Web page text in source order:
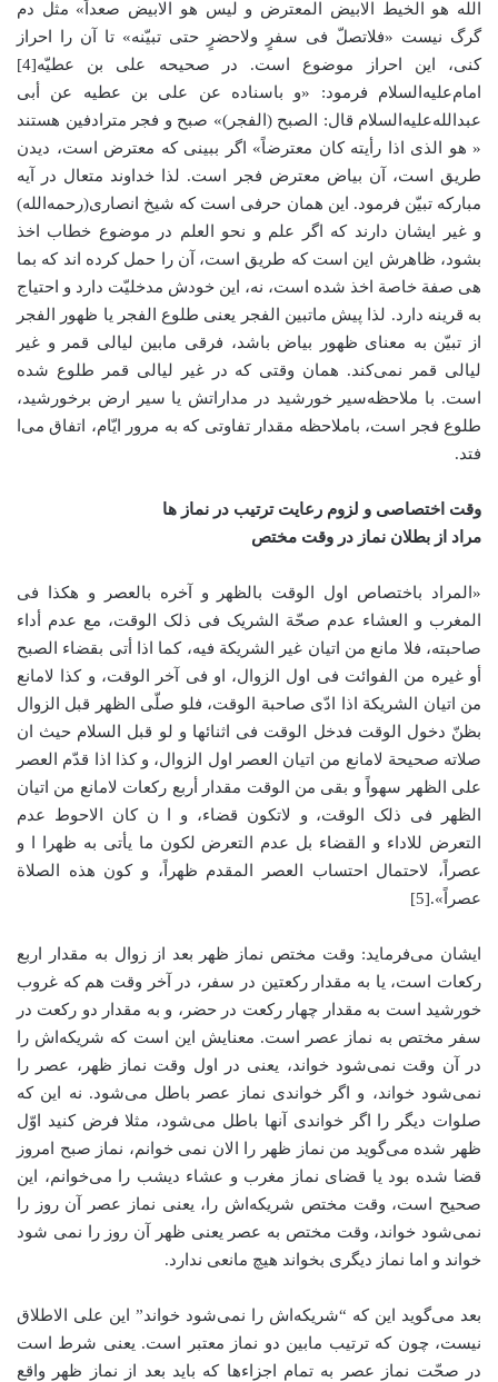
الله هو الخیط الابیض المعترض و لیس هو الابیض صعداً» مثل دم
گرگ نیست «فلاتصلّ فی سفرٍ ولاحضرٍ حتی تبیّنه» تا آن را احراز
کنی، این احراز موضوع است. در صحیحه علی بن عطیّه[4]
امام‌علیه‌السلام فرمود: «و باسناده عن علی بن عطیه عن أبی
عبدالله‌علیه‌السلام قال: الصبح (الفجر)» صبح و فجر مترادفین هستند
« هو الذی اذا رأیته کان معترضاً» اگر ببینی که معترض است، دیدن
طریق است، آن بیاض معترض فجر است. لذا خداوند متعال در آیه
مبارکه تبیّن فرمود. این همان حرفی است که شیخ انصاری(رحمه‌الله)
و غیر ایشان دارند که اگر علم و نحو العلم در موضوع خطاب اخذ
بشود، ظاهرش این است که طریق است، آن را حمل کرده اند که بما
هی صفة خاصة اخذ شده است، نه، این خودش مدخلیّت دارد و احتیاج
به قرینه دارد. لذا پیش ماتبین الفجر یعنی طلوع الفجر یا ظهور الفجر
از تبیّن به معنای ظهور بیاض باشد، فرقی مابین لیالی قمر و غیر
لیالی قمر نمی‌کند. همان وقتی که در غیر لیالی قمر طلوع شده
است. با ملاحظه‌سیر خورشید در مداراتش یا سیر ارض برخورشید،
طلوع فجر است، باملاحظه مقدار تفاوتی که به مرور ایّام، اتفاق می‌ا
فتد.
وقت اختصاصی و لزوم رعایت ترتیب در نماز ها
مراد از بطلان نماز در وقت مختص
«المراد باختصاص اول الوقت بالظهر و آخره بالعصر و هکذا فی
المغرب و العشاء عدم صحّة الشریک فی ذلک الوقت، مع عدم أداء
صاحبته، فلا مانع من اتیان غیر الشریکة فیه، کما اذا أتی بقضاء الصبح
أو غیره من الفوائت فی اول الزوال، او فی ‌آخر الوقت، و کذا لامانع
من اتیان الشریکة اذا ادّی صاحبة الوقت، فلو صلّی الظهر قبل الزوال
بظنّ دخول الوقت فدخل الوقت فی اثنائها و لو قبل السلام حیث ان
صلاته صحیحة لامانع من اتیان العصر اول الزوال، و کذا اذا قدّم العصر
علی الظهر سهواً و بقی من الوقت مقدار أربع رکعات لامانع من اتیان
الظهر فی ذلک الوقت، و لاتکون قضاء، و ا ن کان الاحوط عدم
التعرض للاداء و القضاء بل عدم التعرض لکون ما یأتی به ظهرا ا و
عصراً، لاحتمال احتساب العصر المقدم ظهراً، و کون هذه الصلاة
عصراً».[5]
ایشان می‌فرماید: وقت مختص نماز ظهر بعد از زوال به مقدار اربع
رکعات است، یا به مقدار رکعتین در سفر، در آخر وقت هم که غروب
خورشید است به مقدار چهار رکعت در حضر، و به مقدار دو رکعت در
سفر مختص به نماز عصر است. معنایش این است که شریکه‌اش را
در آن وقت نمی‌شود خواند، یعنی در اول وقت نماز ظهر، عصر را
نمی‌شود خواند، و اگر خواندی نماز عصر باطل می‌شود. نه این که
صلوات دیگر را اگر خواندی آنها باطل می‌شود، مثلا فرض کنید اوّل
ظهر شده می‌گوید من نماز ظهر را الان نمی خوانم، نماز صبح امروز
قضا شده بود یا قضای نماز مغرب و عشاء دیشب را می‌خوانم، این
صحیح است، وقت مختص شریکه‌اش را، یعنی نماز عصر آن روز را
نمی‌شود خواند، وقت مختص به عصر یعنی ظهر آن روز را نمی شود
خواند و اما نماز دیگری بخواند هیچ مانعی ندارد.
بعد می‌گوید این که “شریکه‌اش را نمی‌شود خواند” این علی الاطلاق
نیست، چون که ترتیب مابین دو نماز معتبر است. یعنی شرط است
در صحّت نماز عصر به تمام اجزاءها که باید بعد از نماز ظهر واقع